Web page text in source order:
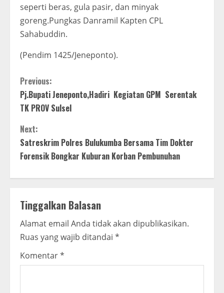
seperti beras, gula pasir, dan minyak
goreng.Pungkas Danramil Kapten CPL
Sahabuddin.
(Pendim 1425/Jeneponto).
C
o
n
t
u
e
R
e
Previous:
Pj.Bupati Jeneponto,Hadiri Kegiatan GPM Serentak
TK PROV Sulsel
Next:
Satreskrim Polres Bulukumba Bersama Tim Dokter
Forensik Bongkar Kuburan Korban Pembunuhan
Tinggalkan Balasan
Alamat email Anda tidak akan dipublikasikan.
Ruas yang wajib ditandai *
Komentar*